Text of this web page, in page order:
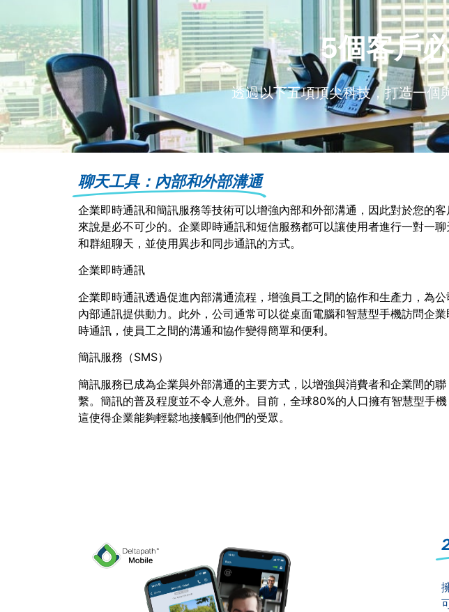
5個客戶
透過以下五項頂尖科技，打造一個
聊天工具：內部和外部溝通
企業即時通訊和簡訊服務等技術可以增強內部和外部溝通，因此對於您的客
來說是必不可少的。企業即時通訊和短信服務都可以讓使用者進行一對一聊
和群組聊天，並使用異步和同步通訊的方式。
企業即時通訊
企業即時通訊透過促進內部溝通流程，增強員工之間的協作和生產力，為公
內部通訊提供動力。此外，公司通常可以從桌面電腦和智慧型手機訪問企業
時通訊，使員工之間的溝通和協作變得簡單和便利。
簡訊服務（SMS）
簡訊服務已成為企業與外部溝通的主要方式，以增強與消費者和企業間的聯
繫。簡訊的普及程度並不令人意外。目前，全球80%的人口擁有智慧型手機
這使得企業能夠輕鬆地接觸到他們的受眾。